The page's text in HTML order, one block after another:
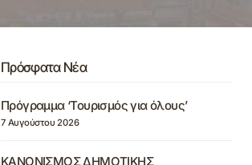
Πρόσφατα Νέα
Πρόγραμμα ‘Τουρισμός για όλους’
7 Αυγούστου 2026
ΚΑΝΟΝΙΣΜΟΣ ΔΗΜΟΤΙΚΗΣ